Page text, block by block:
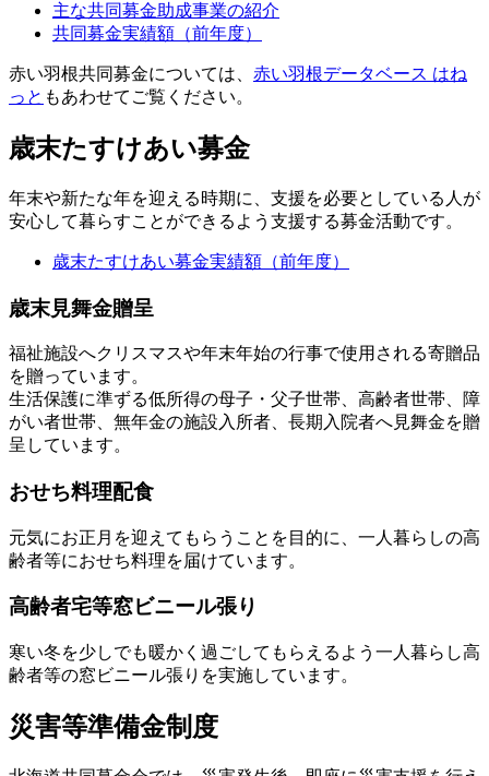
主な共同募金助成事業の紹介
共同募金実績額（前年度）
赤い羽根共同募金については、 赤い羽根データベース はね
っと もあわせてご覧ください。
歳末たすけあい募金
年末や新たな年を迎える時期に、支援を必要としている人が
安心して暮らすことができるよう支援する募金活動です。
歳末たすけあい募金実績額（前年度）
歳末見舞金贈呈
福祉施設へクリスマスや年末年始の行事で使用される寄贈品
を贈っています。
生活保護に準ずる低所得の母子・父子世帯、高齢者世帯、障
がい者世帯、無年金の施設入所者、長期入院者へ見舞金を贈
呈しています。
おせち料理配食
元気にお正月を迎えてもらうことを目的に、一人暮らしの高
齢者等におせち料理を届けています。
高齢者宅等窓ビニール張り
寒い冬を少しでも暖かく過ごしてもらえるよう一人暮らし高
齢者等の窓ビニール張りを実施しています。
災害等準備金制度